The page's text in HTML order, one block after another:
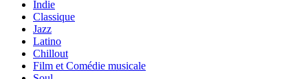
Indie
Classique
Jazz
Latino
Chillout
Film et Comédie musicale